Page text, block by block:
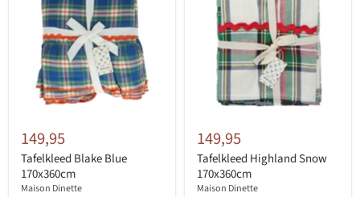
149,95
Tafelkleed Blake Blue
170x360cm
Maison Dinette
149,95
Tafelkleed Highland Snow
170x360cm
Maison Dinette